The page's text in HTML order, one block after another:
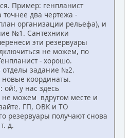
Пример: генпланист
точнее два чертежа -
организации рельефа), и
№1. Сантехники
эти резервуары
не можем, по
- хорошо.
отделы задание №2.
новые координаты.
ой!, у нас здесь
не можем вдругом месте и
ГП, ОВК и ТО
резервуары получают снова
д.